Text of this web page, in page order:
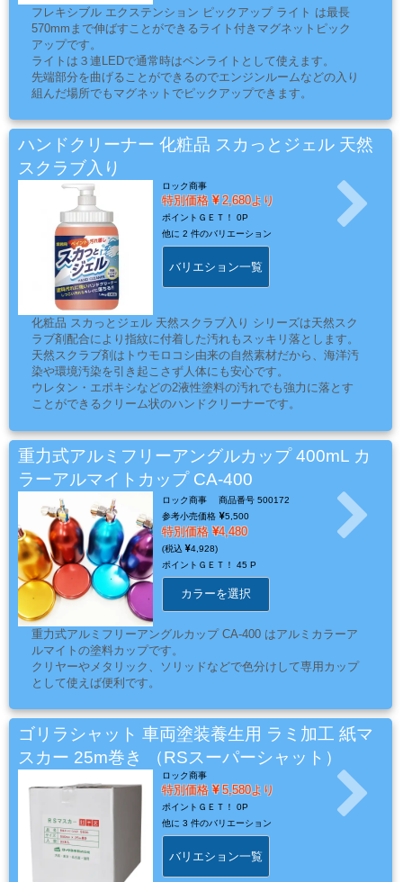
品
パ
ー・
研
紙
キ
ン
グ・
養
紙
接
剤・
テ
ー
プ・
機
フレキシブル エクステンション ピックアップ ライト は最長
570mmまで伸ばすことができるライト付きマグネットピック
アップです。
ライトは３連LEDで通常時はペンライトとして使えます。
先端部分を曲げることができるのでエンジンルームなどの入り
組んだ場所でもマグネットでピックアップできます。
ハンドクリーナー 化粧品 スカっとジェル 天然
スクラブ入り
ロック商事
特別価格 2,680より
ポイントＧＥＴ！ 0P
他に 2 件のバリエーション
バリエション一覧
化粧品 スカっとジェル 天然スクラブ入り シリーズは天然スク
ラブ剤配合により指紋に付着した汚れもスッキリ落とします。
天然スクラブ剤はトウモロコシ由来の自然素材だから、海洋汚
染や環境汚染を引き起こさず人体にも安心です。
ウレタン・エポキシなどの2液性塗料の汚れでも強力に落とす
ことができるクリーム状のハンドクリーナーです。
します。
化粧品指定なので手肌にも優しく、もちろんPRTR法非該当品
重力式アルミフリーアングルカップ 400mL カ
ラーアルマイトカップ CA-400
ロック商事
商品番号 500172
参考小売価格
5,500
特別価格 4,480
4,928
ポイントＧＥＴ！ 45 P
カラーを選択
重力式アルミフリーアングルカップ CA-400 はアルミカラーア
ルマイトの塗料カップです。
クリヤーやメタリック、ソリッドなどで色分けして専用カップ
として使えば便利です。
ゴリラシャット 車両塗装養生用 ラミ加工 紙マ
スカー 25m巻き （RSスーパーシャット）
ロック商事
特別価格 5,580より
ポイントＧＥＴ！ 0P
他に 3 件のバリエーション
バリエション一覧